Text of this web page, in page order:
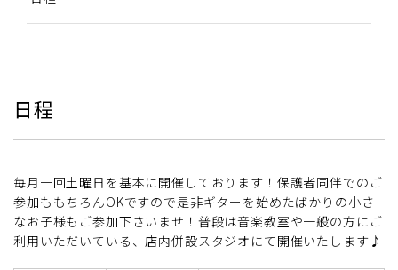
日程
毎月一回土曜日を基本に開催しております！保護者同伴でのご
参加ももちろんOKですので是非ギターを始めたばかりの小さ
なお子様もご参加下さいませ！普段は音楽教室や一般の方にご
利用いただいている、店内併設スタジオにて開催いたします♪